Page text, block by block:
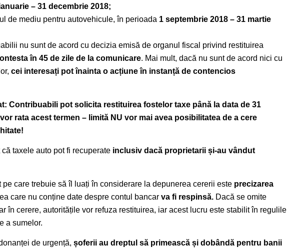
– 31 decembrie 2018;
de mediu pentru autovehicule, în perioada 1 septembrie 2018 – 31 martie
nu sunt de acord cu decizia emisă de organul fiscal privind restituirea
în 45 de zile de la comunicare. Mai mult, dacă nu sunt de acord nici cu
cei interesați pot înainta o acțiune în instanță de contencios
Contribuabili pot solicita restituirea fostelor taxe până la data de 31
rata acest termen – limită NU vor mai avea posibilitatea de a cere
taxele auto pot fi recuperate inclusiv dacă proprietarii și-au vândut
pe care trebuie să îl luați în considerare la depunerea cererii este precizarea
care nu conține date despre contul bancar va fi respinsă. Dacă se omite
în cerere, autoritățile vor refuza restituirea, iar acest lucru este stabilit în regulile
a sumelor.
de urgență, șoferii au dreptul să primească și dobândă pentru banii